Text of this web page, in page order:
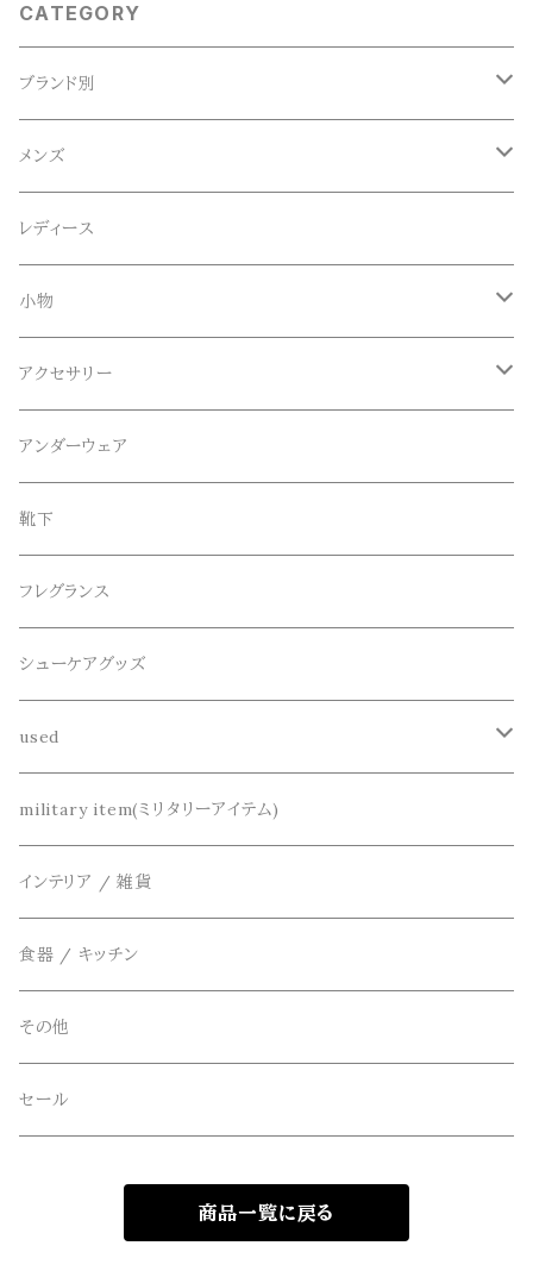
CATEGORY
ブランド別
ACE SNKR(エーススニーカー)
Anapau,Seaing,ANAPAU UG
Blundstone(ブランドストーン)
CameOne(ケイムワン)
CANDY DESIGN&WORKS(CDW)
collonil(コロニル)
CountyComm(カウンティーコム)
decka(デカ)
dros dro(ドロスドロ)
DETAIL(ディティール)
THE FLAVOR DESIGN(ザ フレーバーデザイン)
FOB FACTORY(エフオービーファクトリー)
Four Seasons Garage(FSG)
freewaters(フリーウォータース)
GLOMA NAUTICA(グローマノーティカ)
メンズ
トップス
Tシャツ
ロンT
シャツ
カーディガン
ボトムス
ロング
ショート
セットアップ
シューズ
シューズ
サンダル
レディース
小物
帽子、マフラー、手袋
メガネ、サングラス
ベルト
腕時計
キーアクセサリー
財布、コインケース、マネークリップ
鞄
アクセサリー
リング
ブレスレット、バングル
ネックレス
アンダーウェア
靴下
フレグランス
シューケアグッズ
used
リメイク
アクセサリー
military item(ミリタリーアイテム)
インテリア / 雑貨
食器 / キッチン
その他
セール
商品一覧に戻る